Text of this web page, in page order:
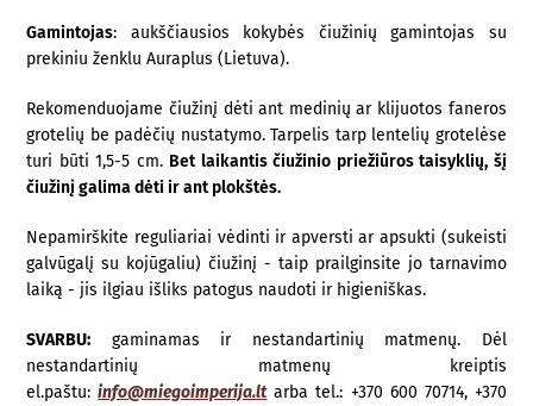
Gamintojas: aukščiausios kokybės čiužinių gamintojas su
prekiniu ženklu Auraplus (Lietuva).
Rekomenduojame čiužinį dėti ant medinių ar klijuotos faneros
grotelių be padėčių nustatymo. Tarpelis tarp lentelių grotelėse
turi būti 1,5-5 cm. Bet laikantis čiužinio priežiūros taisyklių, šį
čiužinį galima dėti ir ant plokštės.
Nepamirškite reguliariai vėdinti ir apversti ar apsukti (sukeisti
galvūgalį su kojūgaliu) čiužinį - taip prailginsite jo tarnavimo
laiką - jis ilgiau išliks patogus naudoti ir higieniškas.
SVARBU: gaminamas ir nestandartinių matmenų. Dėl
nestandartinių matmenų kreiptis
el.paštu:info@miegoimperija.ltarba tel.: +370 600 70714, +370